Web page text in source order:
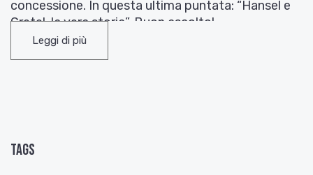
concessione. In questa ultima puntata: “Hansel e
Gretel, la vera storia”. Buon ascolto!
Leggi di più
Tags